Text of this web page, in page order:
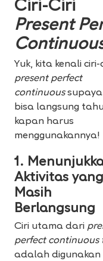
Ciri-Ciri
Present
Yuk, kita kenali ciri-
present perfect
continuoussupaya
bisa langsung
kapan harus
menggunakannya!
1.
Aktivitas yang
Masih
Berlangsung
Ciri utama dari
perfect continuous
adalah digunakan